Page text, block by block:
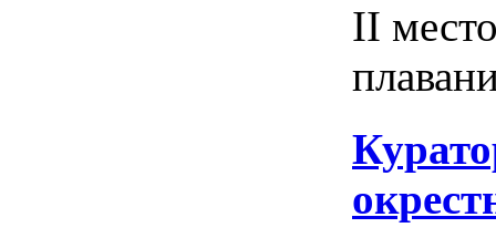
II